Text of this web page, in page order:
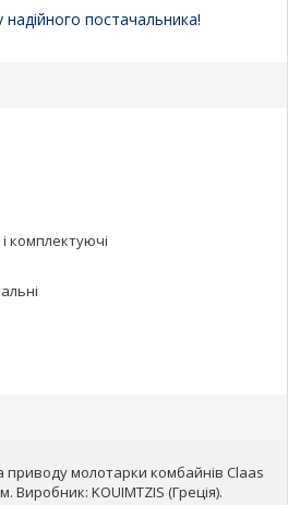
постачальника!
комплектуючі
молотарки комбайнів Claas
Виробник: KOUIMTZIS (Греція).